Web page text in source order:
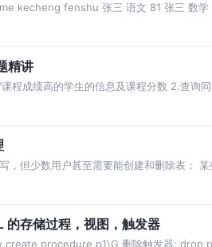
kecheng fenshu 张三 语文 81 张三 数
精讲
程成绩高的学生的信息及课程分数 2.查询
但少数用户甚至需要能创建和删除表；
； 某些用户（管理员）
的存储过程，视图，触发器
create procedure p1\G 删除触发器: drop